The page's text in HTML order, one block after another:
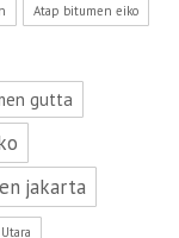
Atap bitumen eiko
gutta
jakarta